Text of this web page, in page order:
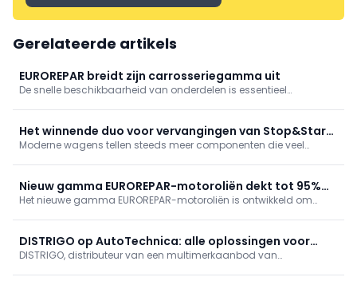
Gerelateerde artikels
EUROREPAR breidt zijn carrosseriegamma uit
De snelle beschikbaarheid van onderdelen is essentieel
carrosseriegamma er nu 52 nieuwe referenties bij, om de dekking
verder te vergroten en doeltreffender in te spelen op de
marktbehoeften.
Het winnende duo voor vervangingen van Stop&Start-
batterijen
Moderne wagens tellen steeds meer componenten die veel
EUROREPAR op in met een breed batterijengamma, bestaande uit
85 referenties.
Nieuw gamma EUROREPAR-motoroliën dekt tot 95%
van het wagenpark
Het nieuwe gamma EUROREPAR-motoroliën is ontwikkeld om
DISTRIGO op AutoTechnica: alle oplossingen voor
professionals in autoherstellingen
DISTRIGO, distributeur van een multimerkaanbod van